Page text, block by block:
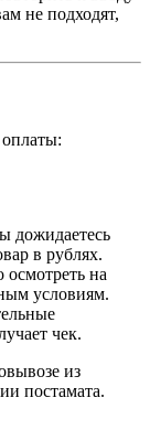
не подходят,
дожидаетесь
в рублях.
осмотреть на
условиям.
чек.
из
постамата.